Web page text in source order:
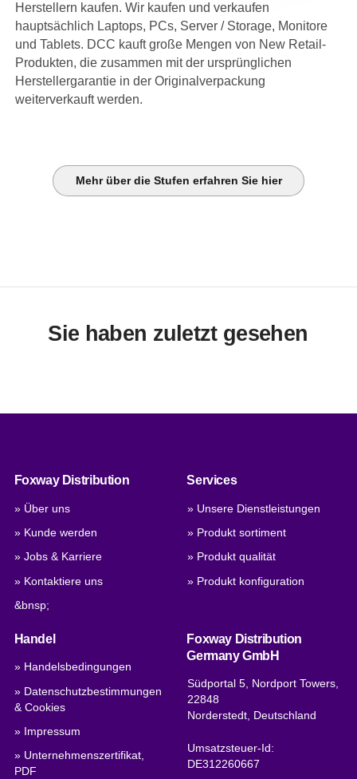
Herstellern kaufen. Wir kaufen und verkaufen
hauptsächlich Laptops, PCs, Server / Storage, Monitore
und Tablets. DCC kauft große Mengen von New Retail-
Produkten, die zusammen mit der ursprünglichen
Herstellergarantie in der Originalverpackung
weiterverkauft werden.
Mehr über die Stufen erfahren Sie hier
Sie haben zuletzt gesehen
Foxway Distribution
» Über uns
» Kunde werden
» Jobs & Karriere
» Kontaktiere uns
&bnsp;
Services
» Unsere Dienstleistungen
» Produkt sortiment
» Produkt qualität
» Produkt konfiguration
Handel
» Handelsbedingungen
» Datenschutzbestimmungen
& Cookies
» Impressum
» Unternehmenszertifikat,
PDF
Foxway Distribution
Germany GmbH
Südportal 5, Nordport Towers,
22848
Norderstedt, Deutschland
Umsatzsteuer-Id:
DE312260667